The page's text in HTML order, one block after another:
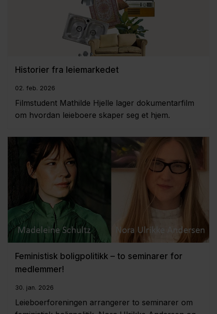
Historier fra leiemarkedet
02. feb. 2026
Filmstudent Mathilde Hjelle lager dokumentarfilm
om hvordan leieboere skaper seg et hjem.
Feministisk boligpolitikk – to seminarer for
medlemmer!
30. jan. 2026
Leieboerforeningen arrangerer to seminarer om